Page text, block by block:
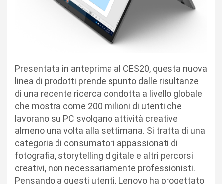
Presentata in anteprima al CES20, questa nuova
linea di prodotti prende spunto dalle risultanze
di una recente ricerca condotta a livello globale
che mostra come 200 milioni di utenti che
lavorano su PC svolgano attività creative
almeno una volta alla settimana. Si tratta di una
categoria di consumatori appassionati di
fotografia, storytelling digitale e altri percorsi
creativi, non necessariamente professionisti.
Pensando a questi utenti, Lenovo ha progettato